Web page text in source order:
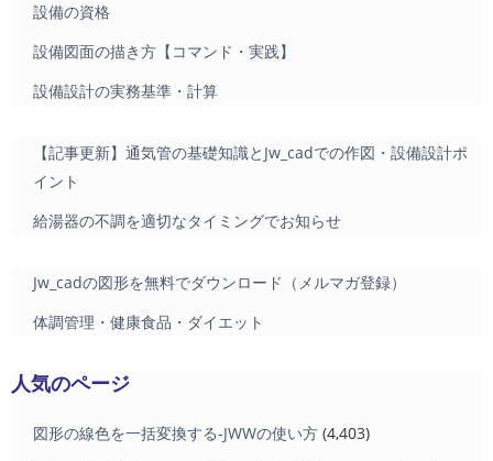
設備の資格
設備図面の描き方【コマンド・実践】
設備設計の実務基準・計算
【記事更新】通気管の基礎知識とJw_cadでの作図・設備設計ポ
イント
給湯器の不調を適切なタイミングでお知らせ
Jw_cadの図形を無料でダウンロード（メルマガ登録）
体調管理・健康食品・ダイエット
人気のページ
図形の線色を一括変換する-JWWの使い方 (4,403)